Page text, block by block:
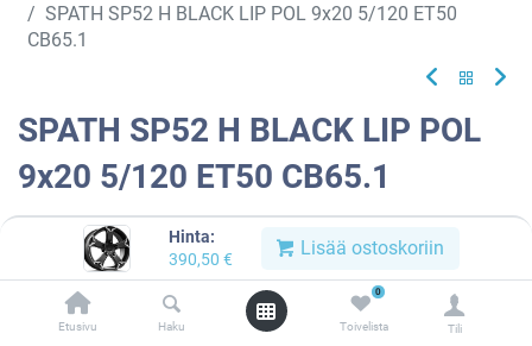
Hinta:
390,50 € Lisää ostoskoriin
Etusivu Haku
0
Toivelista Tili
SPATH SP52 H BLACK LIP POL 9x20 5/120 ET50
CB65.1
SPATH SP52 H BLACK LIP POL
9x20 5/120 ET50 CB65.1
EAN:8052862824463 Tuotekoodi:937318
390,50€ / kpl
Toimittajilla (kotimaa): Saatavilla